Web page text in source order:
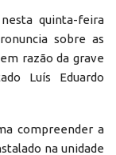
quinta-feira
sobre as
razão da grave
Luís Eduardo
compreender a
na unidade